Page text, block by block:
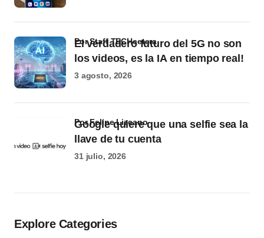
El verdadero futuro del 5G no son
los videos, es la IA en tiempo real!
por Staff TECHcetera
3 agosto, 2026
Google quiere que una selfie sea la
llave de tu cuenta
por Felipe Lizcano
31 julio, 2026
Explore Categories